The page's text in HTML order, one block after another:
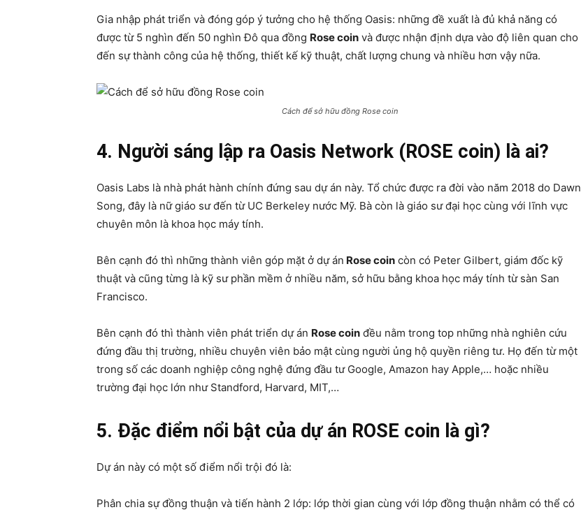
Gia nhập phát triển và đóng góp ý tưởng cho hệ thống Oasis: những đề xuất là đủ khả năng có
được từ 5 nghìn đến 50 nghìn Đô qua đồng Rose coin và được nhận định dựa vào độ liên quan cho
đến sự thành công của hệ thống, thiết kế kỹ thuật, chất lượng chung và nhiều hơn vậy nữa.
Cách để sở hữu đồng Rose coin
4. Người sáng lập ra Oasis Network (ROSE coin) là ai?
Oasis Labs là nhà phát hành chính đứng sau dự án này. Tổ chức được ra đời vào năm 2018 do Dawn
Song, đây là nữ giáo sư đến từ UC Berkeley nước Mỹ. Bà còn là giáo sư đại học cùng với lĩnh vực
chuyên môn là khoa học máy tính.
Bên cạnh đó thì những thành viên góp mặt ở dự án Rose coin còn có Peter Gilbert, giám đốc kỹ
thuật và cũng từng là kỹ sư phần mềm ở nhiều năm, sở hữu bằng khoa học máy tính từ sàn San
Francisco.
Bên cạnh đó thì thành viên phát triển dự án Rose coin đều nằm trong top những nhà nghiên cứu
đứng đầu thị trường, nhiều chuyên viên bảo mật cùng người ủng hộ quyền riêng tư. Họ đến từ một
trong số các doanh nghiệp công nghệ đứng đầu tư Google, Amazon hay Apple,… hoặc nhiều
trường đại học lớn như Standford, Harvard, MIT,…
5. Đặc điểm nổi bật của dự án ROSE coin là gì?
Dự án này có một số điểm nổi trội đó là:
Phân chia sự đồng thuận và tiến hành 2 lớp: lớp thời gian cùng với lớp đồng thuận nhằm có thể có